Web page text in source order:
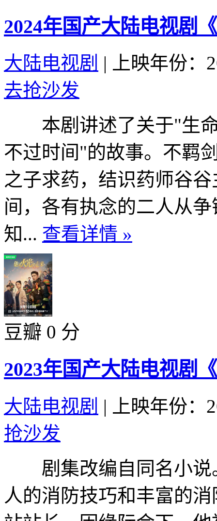
2024年国产大陆电视剧
大陆电视剧 |
上映年份：
去抢沙发
本剧讲述了关于"生命
不过时间"的故事。不羁
之子求药，结识药师谷
间，各有执念的二人从
知... 查看详情 »
豆瓣 0 分
2023年国产大陆电视剧
大陆电视剧 |
上映年份：
抢沙发
剧集改编自同名小说
人的消防技巧和丰富的